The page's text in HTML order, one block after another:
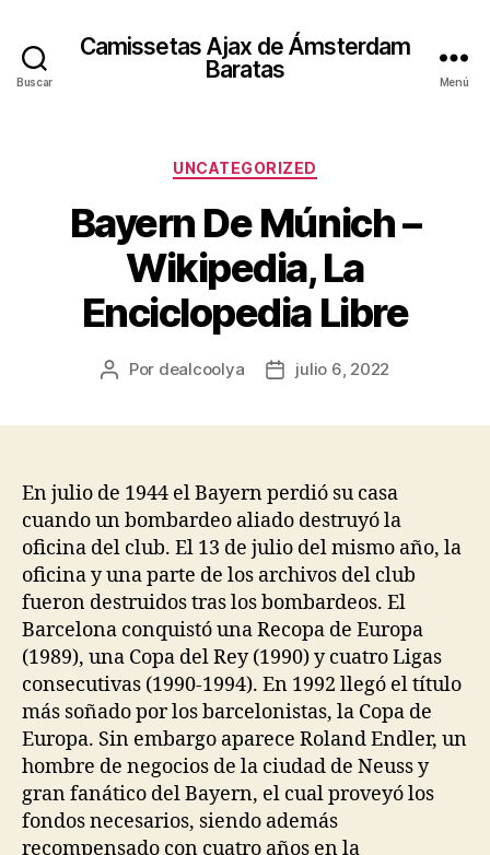
Buscar
Camissetas Ajax de Ámsterdam
Baratas
Menú
Categorías
UNCATEGORIZED
Bayern De Múnich –
Wikipedia, La
Enciclopedia Libre
Autor
Por dealcoolya
Fechajulio 6, 2022
En julio de 1944 el Bayern perdió su casa
cuando un bombardeo aliado destruyó la
oficina del club. El 13 de julio del mismo año, la
oficina y una parte de los archivos del club
fueron destruidos tras los bombardeos. El
Barcelona conquistó una Recopa de Europa
(1989), una Copa del Rey (1990) y cuatro Ligas
consecutivas (1990-1994). En 1992 llegó el título
más soñado por los barcelonistas, la Copa de
Europa. Sin embargo aparece Roland Endler, un
hombre de negocios de la ciudad de Neuss y
gran fanático del Bayern, el cual proveyó los
fondos necesarios, siendo además
recompensado con cuatro años en la